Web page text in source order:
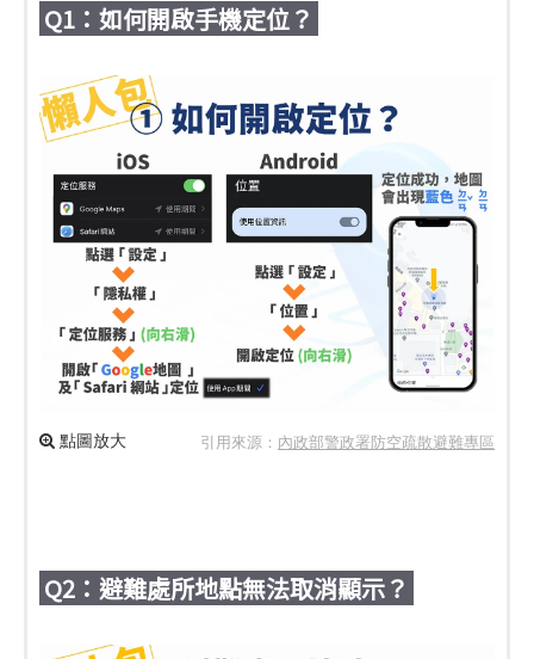
Q1：如何開啟手機定位？
點圖放大 引用來源： 內政部警政署防空疏散避難專區
Q2：避難處所地點無法取消顯示？